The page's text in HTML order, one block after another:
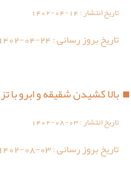
تاریخ انتشار :1402-04-14
تاریخ بروز رسانی :1402-04-24
بالا کشیدن شقیقه و ابرو با
تاریخ انتشار :1402-08-03
تاریخ بروز رسانی :1402-08-03